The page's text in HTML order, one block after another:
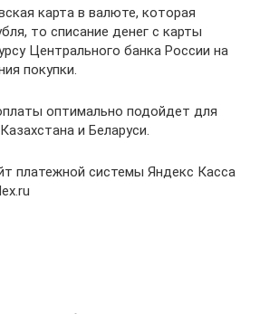
карта в валюте, которая
то списание денег с карты
Центрального банка России на
покупки.
оптимально подойдет для
и Беларуси.
платежной системы Яндекс Касса